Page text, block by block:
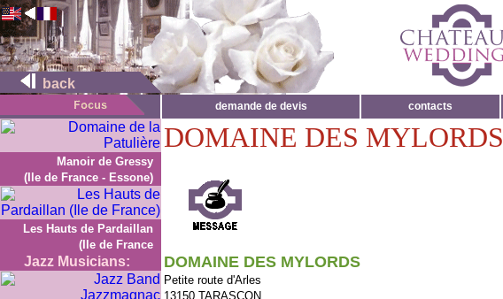
back
demande de devis
contacts
Manoir de Gressy
(Ile de France - Essone)
Les Hauts de Pardaillan
(Ile de France
Jazz Musicians:
DOMAINE DES MYLORDS
DOMAINE DES MYLORDS
Petite route d'Arles
13150 TARASCON